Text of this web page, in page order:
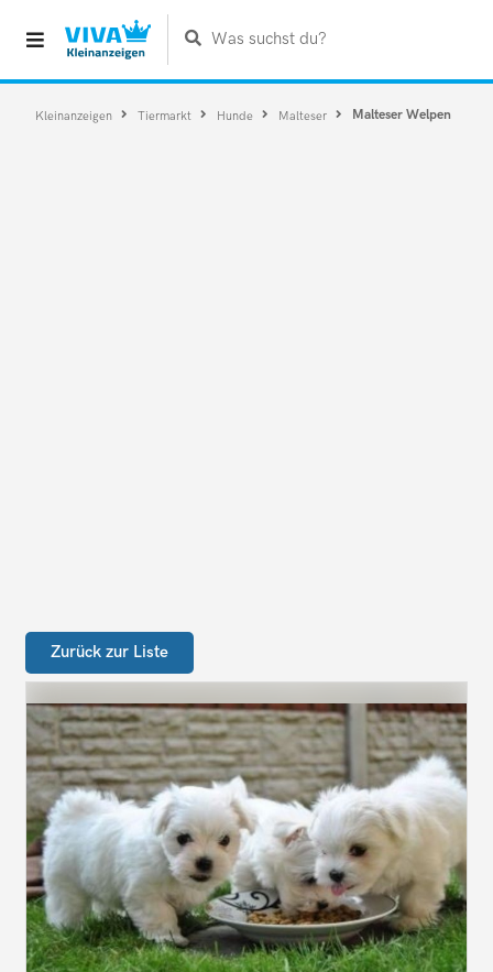
Was suchst du?
Kleinanzeigen Tiermarkt Hunde Malteser Malteser Welpen
Zurück zur Liste